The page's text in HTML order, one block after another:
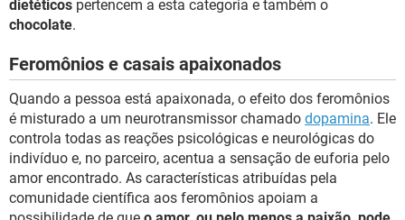
dietéticos pertencem a esta categoria e também o
chocolate.
Feromônios e casais apaixonados
Quando a pessoa está apaixonada, o efeito dos feromônios
é misturado a um neurotransmissor chamado dopamina. Ele
controla todas as reações psicológicas e neurológicas do
indivíduo e, no parceiro, acentua a sensação de euforia pelo
amor encontrado. As características atribuídas pela
comunidade científica aos feromônios apoiam a